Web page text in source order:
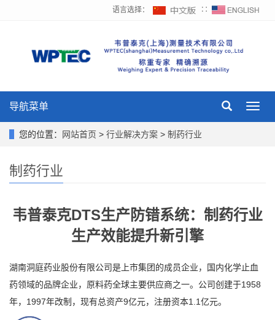
语言选择： ∷
导航菜单
您的位置： 网站首页 > 行业解决方案 > 制药行业
制药行业
韦普泰克DTS生产防错系统：制药行业
生产效能提升新引擎
湖南洞庭药业股份有限公司是上市集团的成员企业，国内化学止血
药领域的品牌企业，原料药全球主要供应商之一。公司创建于1958
年，1997年改制，现有总资产9亿元，注册资本1.1亿元。